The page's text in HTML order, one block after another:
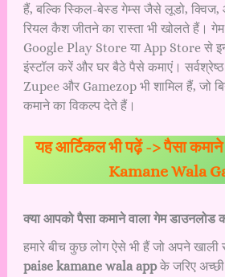
हैं, बल्कि स्किल-बेस्ड गेम्स जैसे लूडो,
रियल कैश जीतने का रास्ता भी खोलते हैं।
Google Play Store या App Store से
इंस्टॉल करें और घर बैठे पैसे कमाएं।
Zupee और Gamezop भी शामिल हैं, जो
कमाने का विकल्प देते हैं।
यह आर्टिकल भी पढ़ें ->पैसा
Kamane Wala
क्या आपको पैसा कमाने वाला गेम डाउनलोड
हमारे बीच कुछ लोग ऐसे भी हैं जो अपने
paise kamane wala appके जरिए